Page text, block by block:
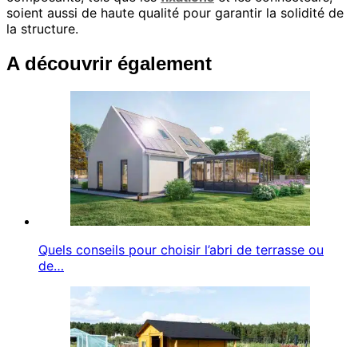
soient aussi de haute qualité pour garantir la solidité de
la structure.
A découvrir également
Quels conseils pour choisir l’abri de terrasse ou
de…